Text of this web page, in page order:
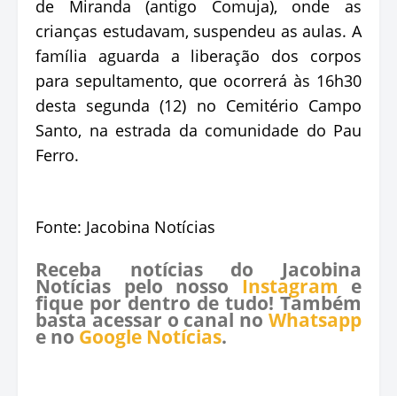
de Miranda (antigo Comuja), onde as
crianças estudavam, suspendeu as aulas. A
família aguarda a liberação dos corpos
para sepultamento, que ocorrerá às 16h30
desta segunda (12) no Cemitério Campo
Santo, na estrada da comunidade do Pau
Ferro.
Fonte: Jacobina Notícias
Receba notícias do Jacobina
Notícias pelo nosso Instagram e
fique por dentro de tudo! Também
basta acessar o canal no Whatsapp
e no Google Notícias.